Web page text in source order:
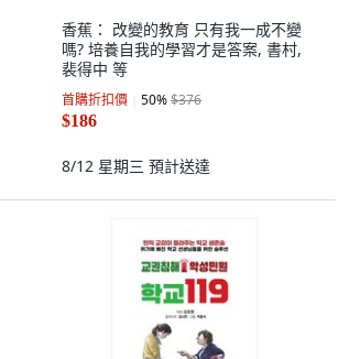
香蕉： 改變的教育 只有我一成不變
嗎? 培養自我的學習才是答案, 書村,
裴得中 等
首購折扣價 50%$376
$186
8/12 星期三 預計送達